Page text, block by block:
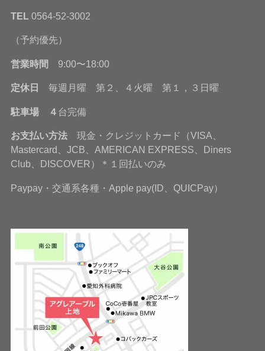
TEL 0564-52-3002
（予約優先）
営業時間 9:00〜18:00
定休日 毎週月曜 第２、４火曜 第１，３日曜
駐車場 ４ 台完備
お支払い方法現金・クレジットカード（VISA、
Mastercard、JCB、AMERICAN EXPRESS、Diners
Club、DISCOVER）＊１回払いのみ
Paypay・交通系各種・Apple pay(ID、QUICPay）